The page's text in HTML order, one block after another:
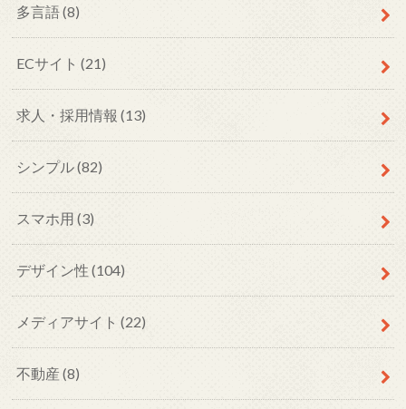
多言語(8)
ECサイト(21)
求人・採用情報(13)
シンプル(82)
スマホ用(3)
デザイン性(104)
メディアサイト(22)
不動産(8)